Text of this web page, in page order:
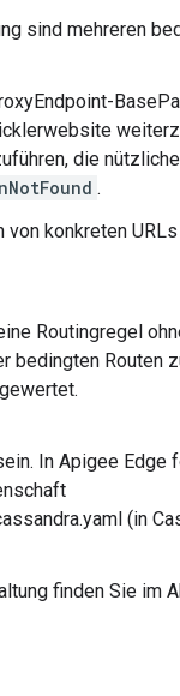
sind mehreren
die
.
von konkreten
Routingregel
bedingten Routen
In Apigee Edge
(in
finden Sie im